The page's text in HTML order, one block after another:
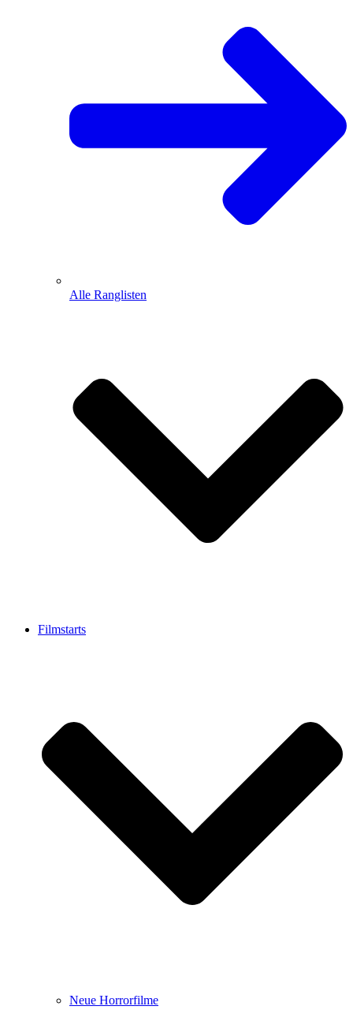
Alle Ranglisten
Filmstarts
Neue Horrorfilme